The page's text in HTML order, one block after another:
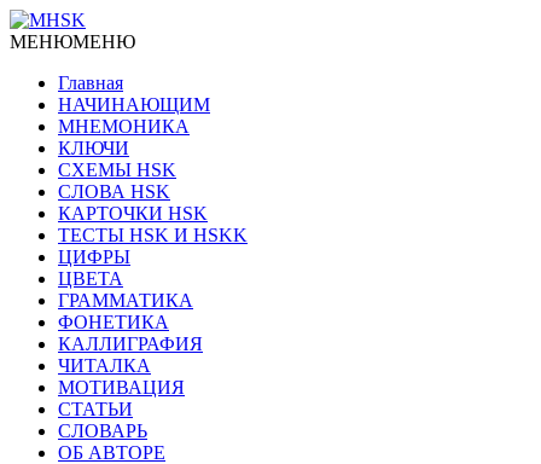
МЕНЮМЕНЮ
Главная
НАЧИНАЮЩИМ
МНЕМОНИКА
КЛЮЧИ
СХЕМЫ HSK
СЛОВА HSK
КАРТОЧКИ HSK
ТЕСТЫ HSK И HSKK
ЦИФРЫ
ЦВЕТА
ГРАММАТИКА
ФОНЕТИКА
КАЛЛИГРАФИЯ
ЧИТАЛКА
МОТИВАЦИЯ
СТАТЬИ
СЛОВАРЬ
ОБ АВТОРЕ